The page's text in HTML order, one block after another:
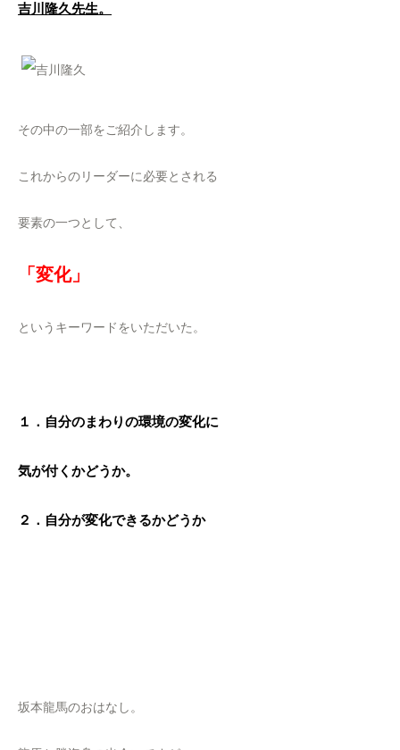
吉川隆久先生。
その中の一部をご紹介します。
これからのリーダーに必要とされる
要素の一つとして、
「変化」
というキーワードをいただいた。
１．自分のまわりの環境の変化に
気が付くかどうか。
２．自分が変化できるかどうか
坂本龍馬のおはなし。